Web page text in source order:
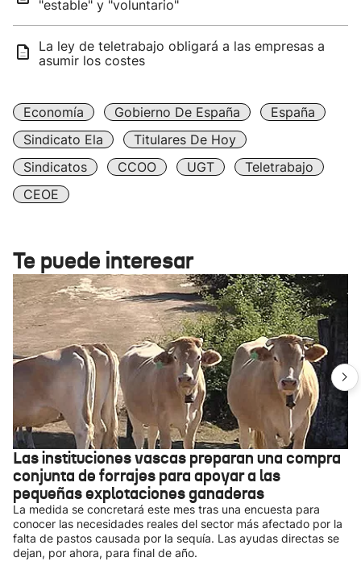
"estable" y "voluntario"
La ley de teletrabajo obligará a las empresas a
asumir los costes
Economía Gobierno De España
España
Sindicato Ela
Titulares De Hoy
Sindicatos
CCOO UGT
Teletrabajo
CEOE
Te puede interesar
Las instituciones vascas preparan una compra
conjunta de forrajes para apoyar a las
pequeñas explotaciones ganaderas
La medida se concretará este mes tras una encuesta para
conocer las necesidades reales del sector más afectado por la
falta de pastos causada por la sequía. Las ayudas directas se
dejan, por ahora, para final de año.